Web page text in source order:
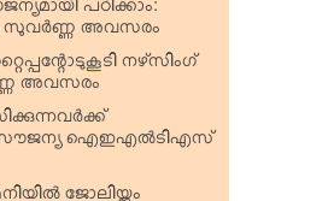
പഠിക്കാം:
സുവര്‍ണ്ണ അവസരം
നഴ്‌സിംഗ്
അവസരം
ഐഇഎല്‍ടിഎസ്